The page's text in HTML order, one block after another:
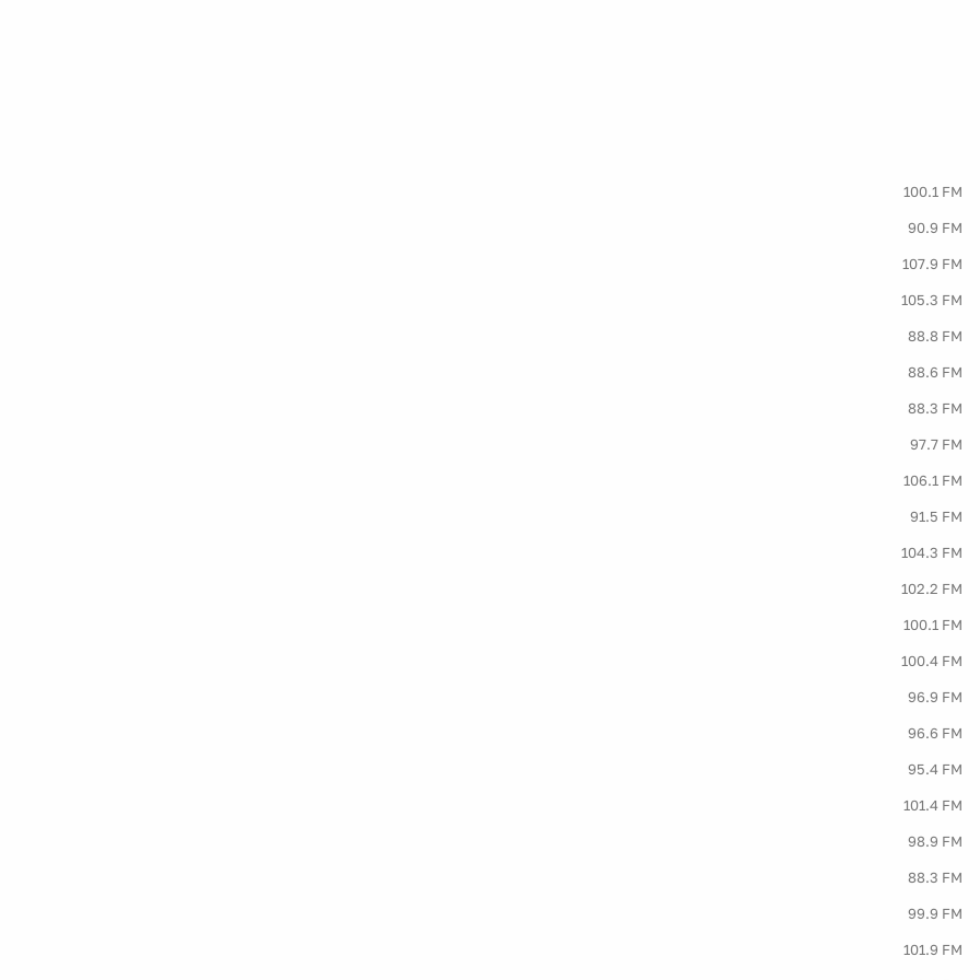
100.1 FM
90.9 FM
107.9 FM
105.3 FM
88.8 FM
88.6 FM
88.3 FM
97.7 FM
106.1 FM
91.5 FM
104.3 FM
102.2 FM
100.1 FM
100.4 FM
96.9 FM
96.6 FM
95.4 FM
101.4 FM
98.9 FM
88.3 FM
99.9 FM
101.9 FM